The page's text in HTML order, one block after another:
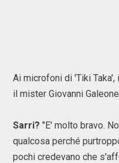
Ai microfoni di 'Tiki
il mister Giovanni
Sarri? "E' molto bravo.
qualcosa perché
pochi credevano che